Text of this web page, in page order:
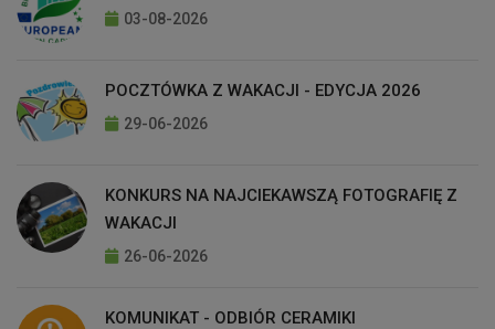
03-08-2026
POCZTÓWKA Z WAKACJI - EDYCJA 2026
29-06-2026
KONKURS NA NAJCIEKAWSZĄ FOTOGRAFIĘ Z
WAKACJI
26-06-2026
KOMUNIKAT - ODBIÓR CERAMIKI